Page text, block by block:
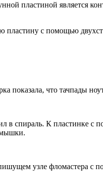
пластиной является
с помощью
показала, что тачпады
спираль. К пластинке с
мышки.
узле фломастера